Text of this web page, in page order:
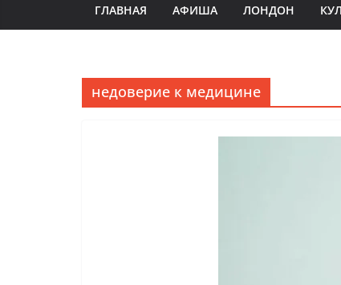
ГЛАВНАЯ АФИША ЛОНДОН
недоверие к медицине